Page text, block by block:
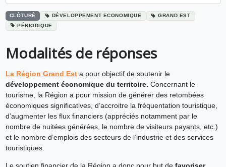
CLÔTURÉ DÉVELOPPEMENT ECONOMIQUE
GRAND EST
PÉRIODIQUE
Modalités de réponses
La Région Grand Esta pour objectif de soutenir le
développement économique du territoire. Concernant le
tourisme, la Région a pour mission de générer des retombées
économiques significatives, d’accroitre la fréquentation touristique,
d’augmenter les flux financiers (appréciés notamment par le
nombre de nuitées générées, le nombre de visiteurs payants, etc.)
et le nombre d’emplois des secteurs de l’industrie et des services
touristiques.